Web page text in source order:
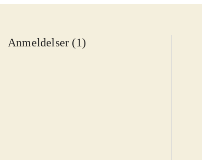
Anmeldelser (1)